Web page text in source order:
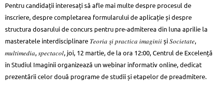
Pentru candidații interesați să afle mai multe despre procesul de
înscriere, despre completarea formularului de aplicație și despre
structura dosarului de concurs pentru pre-admiterea din luna aprilie la
masteratele interdisciplinare 𝑇𝑒𝑜𝑟𝑖𝑎 𝑠̦𝑖 𝑝𝑟𝑎𝑐𝑡𝑖𝑐𝑎 𝑖𝑚𝑎𝑔𝑖𝑛𝑖𝑖 și 𝑆𝑜𝑐𝑖𝑒𝑡𝑎𝑡𝑒,
𝑚𝑢𝑙𝑡𝑖𝑚𝑒𝑑𝑖𝑎, 𝑠𝑝𝑒𝑐𝑡𝑎𝑐𝑜𝑙, joi, 12 martie, de la ora 12:00, Centrul de Excelență
în Studiul Imaginii organizează un webinar informativ online, dedicat
prezentării celor două programe de studii și etapelor de preadmitere.